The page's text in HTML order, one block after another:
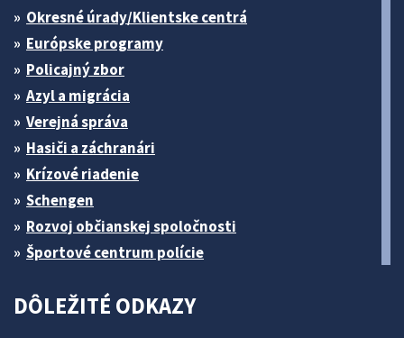
Okresné úrady/Klientske centrá
Európske programy
Policajný zbor
Azyl a migrácia
Verejná správa
Hasiči a záchranári
Krízové riadenie
Schengen
Rozvoj občianskej spoločnosti
Športové centrum polície
DÔLEŽITÉ ODKAZY